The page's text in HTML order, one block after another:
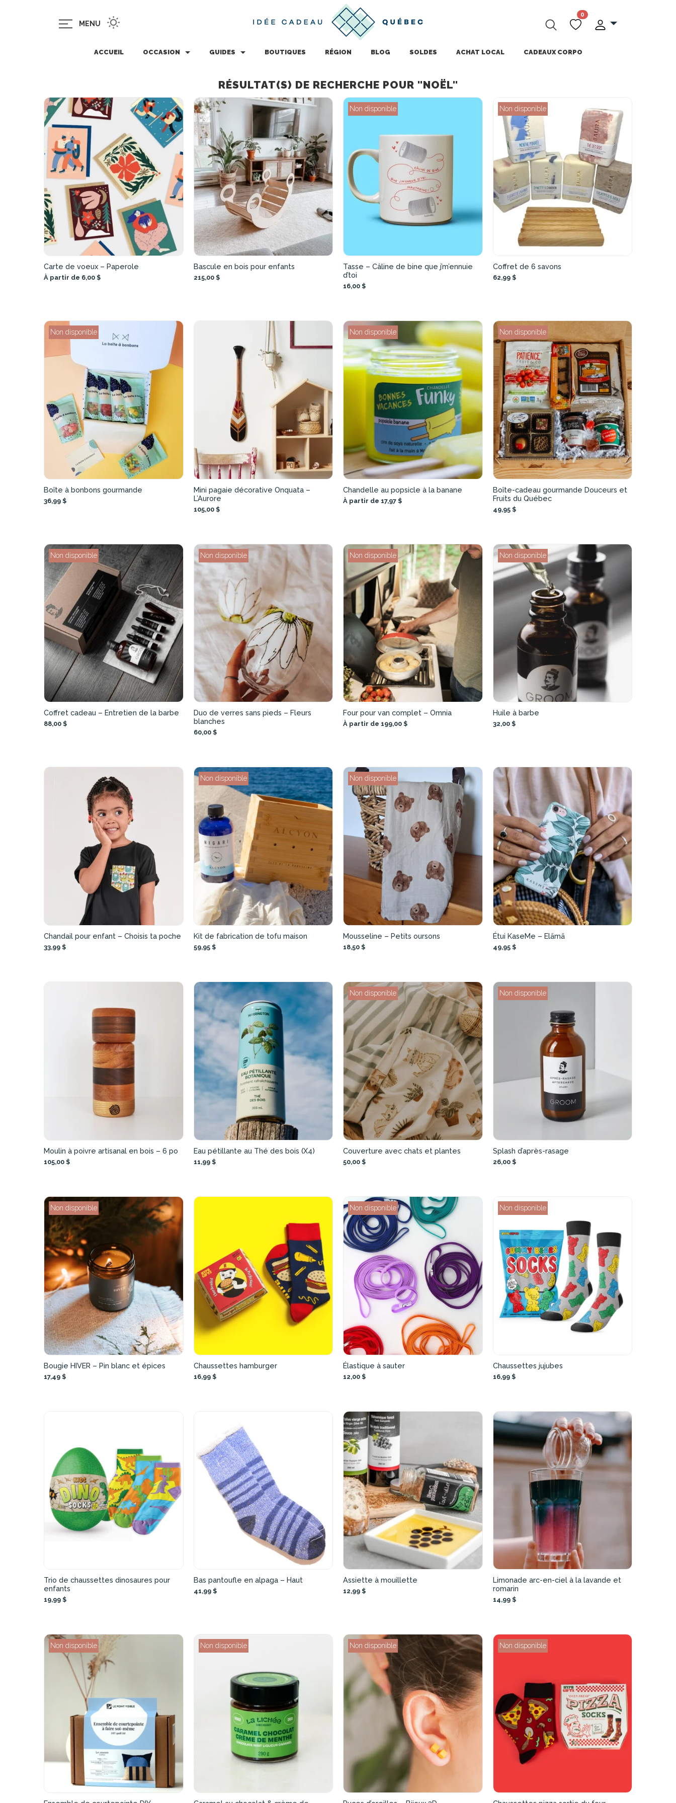
MENU
0
ACCUEIL OCCASION GUIDES BOUTIQUES RÉGION BLOG SOLDES ACHAT LOCAL CADEAUX CORPO
RÉSULTAT(S) DE RECHERCHE POUR "NOËL"
Carte de voeux – Paperole
À partir de 6,00 $
Bascule en bois pour enfants
215,00 $
Non disponible
Tasse – Câline de bine que j’m’ennuie
d’toi
16,00 $
Non disponible
Coffret de 6 savons
62,99 $
Non disponible
Boîte à bonbons gourmande
36,99 $
Mini pagaie décorative Onquata –
L’Aurore
105,00 $
Non disponible
Chandelle au popsicle à la banane
À partir de 17,97 $
Non disponible
Boîte-cadeau gourmande Douceurs et
Fruits du Québec
49,95 $
Non disponible
Coffret cadeau – Entretien de la barbe
88,00 $
Non disponible
Duo de verres sans pieds – Fleurs
blanches
60,00 $
Non disponible
Four pour van complet – Omnia
À partir de 199,00 $
Non disponible
Huile à barbe
32,00 $
Chandail pour enfant – Choisis ta poche
33,99 $
Non disponible
Kit de fabrication de tofu maison
59,95 $
Non disponible
Mousseline – Petits oursons
18,50 $
Étui KaseMe – Elämä
49,95 $
Moulin à poivre artisanal en bois – 6 po
105,00 $
Eau pétillante au Thé des bois (X4)
11,99 $
Non disponible
Couverture avec chats et plantes
50,00 $
Non disponible
Splash d’après-rasage
26,00 $
Non disponible
Bougie HIVER – Pin blanc et épices
17,49 $
Chaussettes hamburger
16,99 $
Non disponible
Élastique à sauter
12,00 $
Non disponible
Chaussettes jujubes
16,99 $
Trio de chaussettes dinosaures pour
enfants
19,99 $
Bas pantoufle en alpaga – Haut
41,99 $
Assiette à mouillette
12,99 $
Limonade arc-en-ciel à la lavande et
romarin
14,99 $
Non disponible Non disponible Non disponible Non disponible